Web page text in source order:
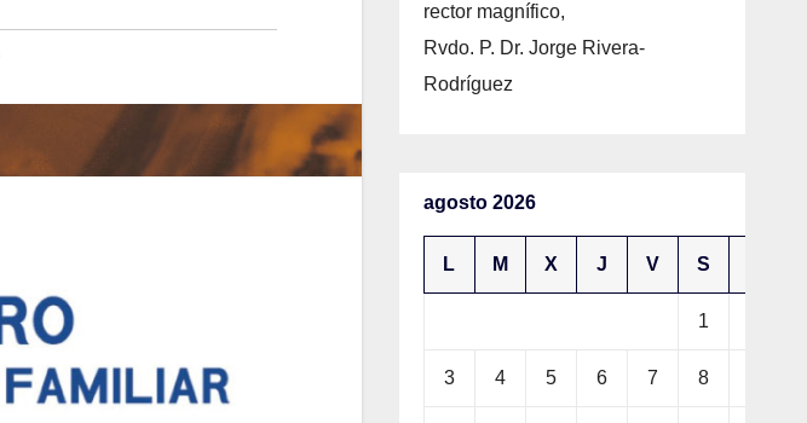
rector magnífico,
Rvdo. P. Dr. Jorge Rivera-
Rodríguez
agosto 2026
L M X J V S
1
3 4 5 6 7 8